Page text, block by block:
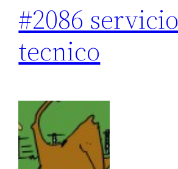
#2086 servicio
tecnico